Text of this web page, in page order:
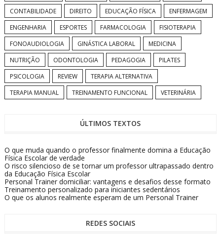
CONTABILIDADE
DIREITO EDUCAÇÃO FÍSICA
ENFERMAGEM
ENGENHARIA
ESPORTES FARMACOLOGIA
FISIOTERAPIA
FONOAUDIOLOGIA
GINÁSTICA LABORAL
MEDICINA
NUTRIÇÃO
ODONTOLOGIA PEDAGOGIA
PILATES
PSICOLOGIA
REVIEW
TERAPIA ALTERNATIVA
TERAPIA MANUAL
TREINAMENTO FUNCIONAL VETERINÁRIA
ÚLTIMOS TEXTOS
O que muda quando o professor finalmente domina a Educação
Física Escolar de verdade
O risco silencioso de se tornar um professor ultrapassado dentro
da Educação Física Escolar
Personal Trainer domiciliar: vantagens e desafios desse formato
Treinamento personalizado para iniciantes sedentários
O que os alunos realmente esperam de um Personal Trainer
REDES SOCIAIS